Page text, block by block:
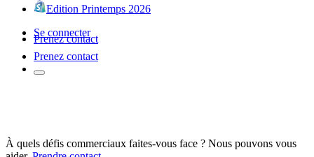
Edition Printemps 2026
Se connecter
Prenez contact
Prenez contact
À quels défis commerciaux faites-vous face ? Nous pouvons vous